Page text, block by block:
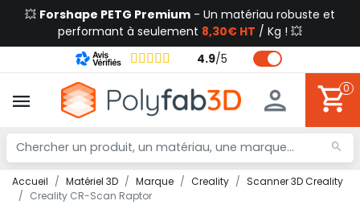
💥 Forshape PETG Premium - Un matériau robuste et
performant à seulement 8,30€ HT / Kg ! 💥
4.9/5
0
Accueil Matériel 3D Marque Creality
Scanner 3D Creality
Creality CR-Scan Raptor